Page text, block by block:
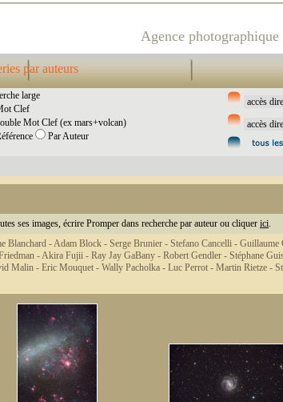
Agence
par auteurs
large
Clef
Mot Clef (ex mars+volcan)
Par Auteur
ses images, écrire Promper dans recherche par auteur ou cliquer ici.
Blanchard -Adam Block - Serge Brunier - Stefano Cancelli - Guillaume
-Akira Fujii - Ray Jay GaBany - Robert Gendler - Stéphane
Malin - Eric Mouquet - Wally Pacholka - Luc Perrot - Martin Rietze -